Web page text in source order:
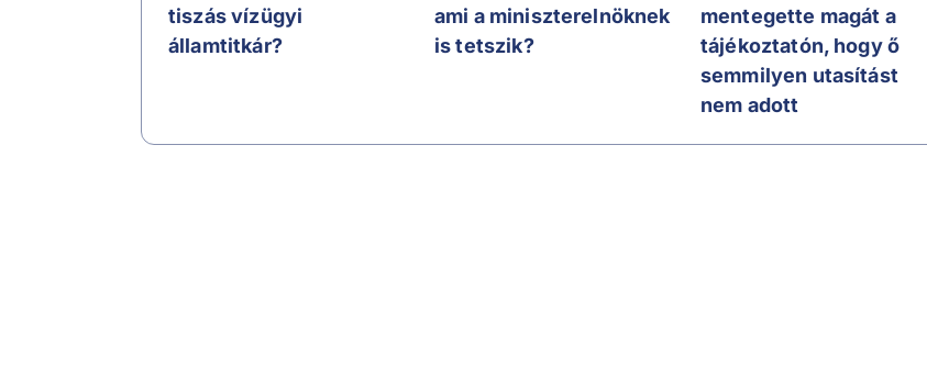
tiszás vízügyi
államtitkár?
ami a miniszterelnöknek
is tetszik?
mentegette magát a
tájékoztatón, hogy ő
semmilyen utasítást
nem adott